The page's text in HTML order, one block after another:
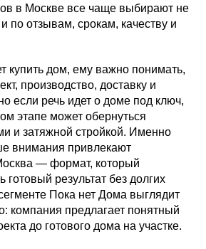
в Москве все чаще выбирают не
по отзывам, срокам, качеству и
купить дом, ему важно понимать,
производство, доставку и
если речь идет о доме под ключ,
этапе может обернуться
и затяжной стройкой. Именно
внимания привлекают
— формат, который
готовый результат без долгих
Пока нет Дома выглядит
компания предлагает понятный
до готового дома на участке.